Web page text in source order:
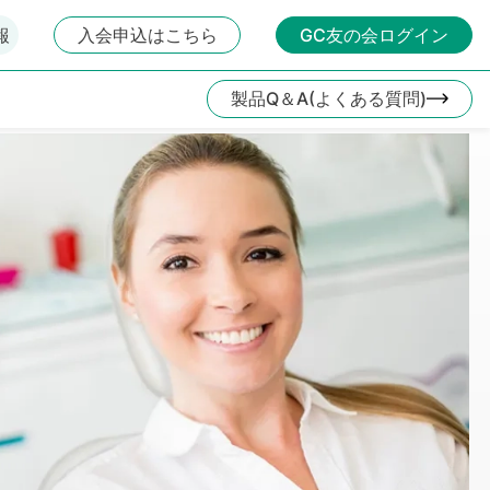
入会申込はこちら GC友の会ログイン
製品Q＆A(よくある質問)